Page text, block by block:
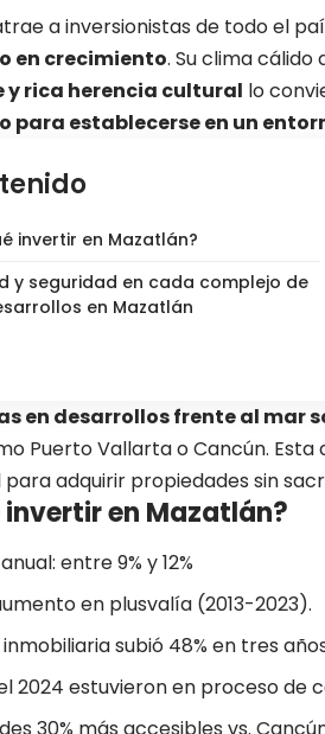
a inversionistas de todo el
en crecimiento. Su clima
rica herencia cultural lo
para establecerse en un
invertir en Mazatlán?
y seguridad en cada complejo de
en Mazatlán
en desarrollos frente al mar
Puerto Vallarta o Cancún.
adquirir propiedades sin
invertir en Mazatlán?
entre 9% y 12%
en plusvalía (2013-2023).
subió 48% en tres
2024 estuvieron en proceso de